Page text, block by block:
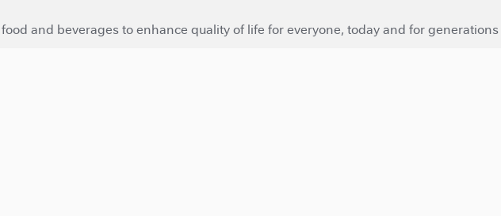
and beverages to enhance quality of life for everyone, today and for